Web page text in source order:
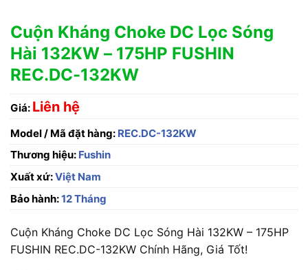
Cuộn Kháng Choke DC Lọc Sóng
Hài 132KW – 175HP FUSHIN
REC.DC-132KW
Giá: Liên hệ
Model / Mã đặt hàng: REC.DC-132KW
Thương hiệu: Fushin
Xuất xứ:Việt Nam
Bảo hành:12 Tháng
Cuộn Kháng Choke DC Lọc Sóng Hài 132KW – 175HP
FUSHIN REC.DC-132KW Chính Hãng, Giá Tốt!